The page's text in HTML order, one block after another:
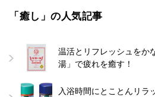
「癒し」の人気記事
温活とリフレッシュをか
湯」で疲れを癒す！
入浴時間にとことんリラ